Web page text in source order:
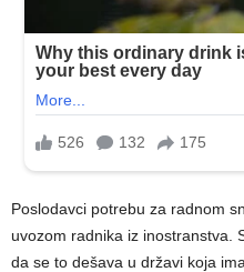
Poslodavci potrebu za radnom
uvozom radnika iz inostranstva.
da se to dešava u državi koja